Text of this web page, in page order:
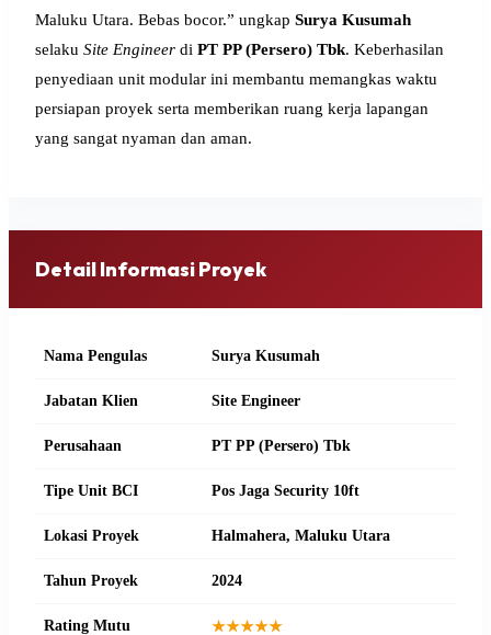
Maluku Utara. Bebas bocor.” ungkap Surya Kusumah
selaku Site Engineer di PT PP (Persero) Tbk. Keberhasilan
penyediaan unit modular ini membantu memangkas waktu
persiapan proyek serta memberikan ruang kerja lapangan
yang sangat nyaman dan aman.
Detail Informasi Proyek
Nama Pengulas Surya Kusumah
Jabatan Klien Site Engineer
Perusahaan PT PP (Persero) Tbk
Tipe Unit BCI Pos Jaga Security 10ft
Lokasi Proyek Halmahera, Maluku Utara
Tahun Proyek 2024
Rating Mutu ★★★★★